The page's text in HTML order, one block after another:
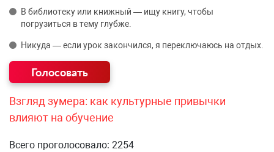
В библиотеку или книжный — ищу книгу, чтобы
погрузиться в тему глубже.
Никуда — если урок закончился, я переключаюсь на отдых.
Взгляд зумера: как культурные привычки
влияют на обучение
Всего проголосовало: 2254